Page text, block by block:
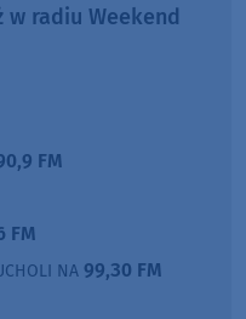
w radiu Weekend
FM
FM
NA 99,30 FM